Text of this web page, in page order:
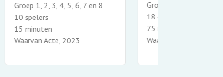
Groep 1, 2, 3, 4, 5, 6, 7 en 8
18+ spelers
40 minuten
Waarvan Acte, 2020